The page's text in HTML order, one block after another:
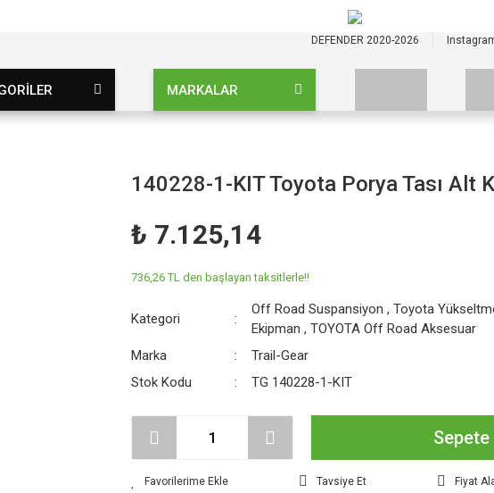
DEFENDER 2020-2026
MARKALAR
140228-1-KIT Toyota Porya Tası Alt
₺ 7.125,14
736,26 TL den başlayan taksitlerle!!
Kategori
Off Road Suspansiyon ,Toyota
Ekipman ,TOYOTA Off Road Aksesuar
Marka
Trail-Gear
Stok Kodu
TG 140228-1-KIT
Sepete
Tavsiye Et Fiyat